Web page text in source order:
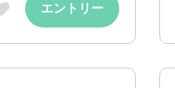
エントリー